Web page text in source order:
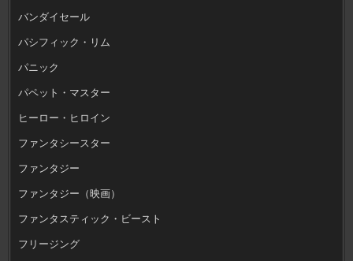
バンダイセール
パシフィック・リム
パニック
パペット・マスター
ヒーロー・ヒロイン
ファンタシースター
ファンタジー
ファンタジー（映画）
ファンタスティック・ビースト
フリージング